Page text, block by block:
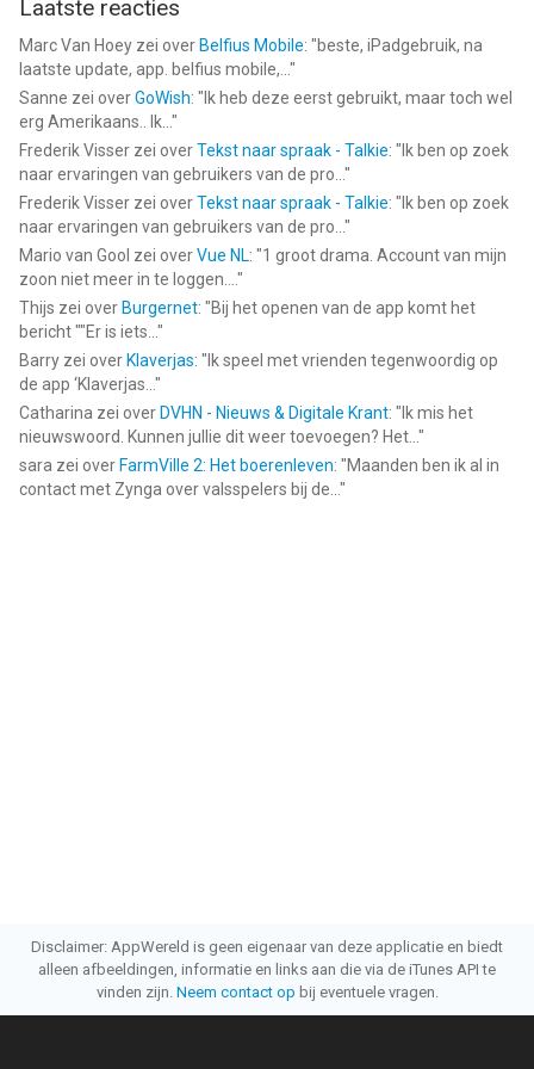
Laatste reacties
Marc Van Hoey zei over Belfius Mobile: "beste, iPadgebruik, na
laatste update, app. belfius mobile,... "
Sanne zei overGoWish: " Ik heb deze eerst gebruikt, maar toch wel
erg Amerikaans.. Ik... "
Frederik Visser zei overTekst naar spraak - Talkie: " Ik ben op zoek
naar ervaringen van gebruikers van de pro... "
Frederik Visser zei overTekst naar spraak - Talkie: " Ik ben op zoek
naar ervaringen van gebruikers van de pro... "
Mario van Gool zei overVue NL: "1 groot drama. Account van mijn
zoon niet meer in te loggen.... "
Thijs zei over Burgernet: "Bij het openen van de app komt het
bericht ""Er is iets... "
Barry zei over Klaverjas: " Ik speel met vrienden tegenwoordig op
de app ‘Klaverjas... "
Catharina zei over DVHN - Nieuws & Digitale Krant: " Ik mis het
nieuwswoord. Kunnen jullie dit weer toevoegen? Het... "
sara zei over FarmVille 2: Het boerenleven: "Maanden ben ik al in
contact met Zynga over valsspelers bij de... "
Disclaimer: AppWereld is geen eigenaar van deze applicatie en biedt
alleen afbeeldingen, informatie en links aan die via de iTunes API te
vinden zijn. Neem contact op bij eventuele vragen.